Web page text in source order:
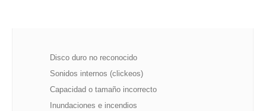
Disco duro no reconocido
Sonidos internos (clickeos)
Capacidad o tamaño incorrecto
Inundaciones e incendios